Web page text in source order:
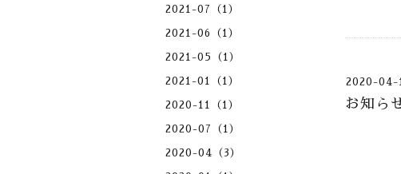
2020-04-
お知ら
2021-07（1）
2021-06（1）
2021-05（1）
2021-01（1）
2020-11（1）
2020-07（1）
2020-04（3）